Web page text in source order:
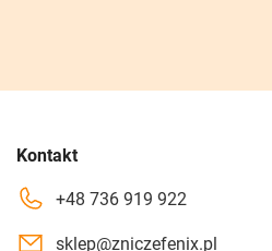
Kontakt
+48 736 919 922
sklep@zniczefenix.pl